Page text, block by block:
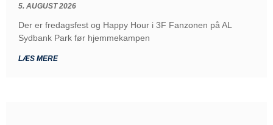
5. AUGUST 2026
Der er fredagsfest og Happy Hour i 3F Fanzonen på AL
Sydbank Park før hjemmekampen
LÆS MERE